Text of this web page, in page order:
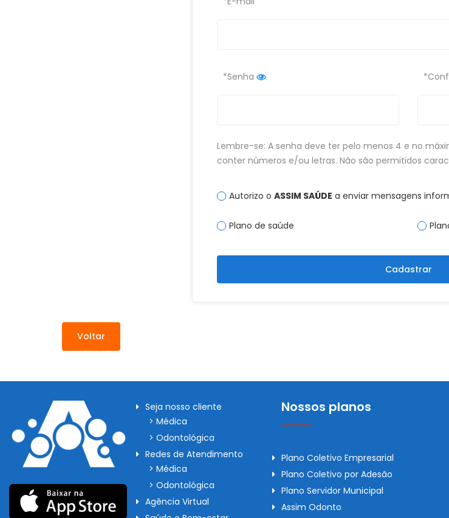
*Senha
Lembre-se: A senha deve ter pelo menos 4 e no
conter números e/ou letras. Não são permitidos
Autorizo o ASSIM SAÚDE a enviar mensagens
Plano de saúde
Cadastrar
Voltar
Seja nosso cliente
> Médica
> Odontológica
Redes de Atendimento
> Médica
> Odontológica
Agência Virtual
Nossos planos
Plano Coletivo Empresarial
Plano Coletivo por Adesão
Plano Servidor Municipal
Assim Odonto